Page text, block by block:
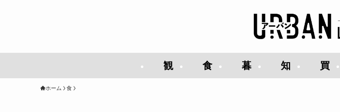
観 食 暮 知 買
ホーム 食